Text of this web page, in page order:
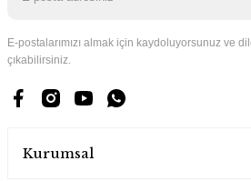
E-postalarımızı almak için kaydoluyorsunuz ve
çıkabilirsiniz.
Kurumsal